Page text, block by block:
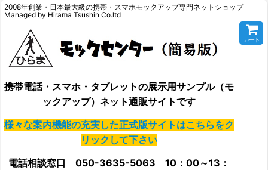
2008年創業・日本最大級の携帯・スマホモックアップ専門ネットショップ
Managed by Hirama Tsushin Co.ltd
携帯電話・スマホ・タブレットの展示用サンプル（モ
ックアップ）ネット通販サイトです
様々な案内機能の充実した正式版サイトはこちらをク
リックして下さい
電話相談窓口 050-3635-5063 10：00～13：
カート